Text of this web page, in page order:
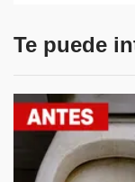
Te puede